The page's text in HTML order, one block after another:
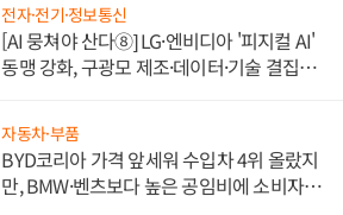
전자·전기·정보통신
[AI 뭉쳐야 산다⑧] LG·엔비디아 '피지컬 AI'
동맹 강화, 구광모 제조·데이터·기술 결집
자동차·부품
BYD코리아 가격 앞세워 수입차 4위 올랐지
만, BMW·벤츠보다 높은 공임비에 소비자